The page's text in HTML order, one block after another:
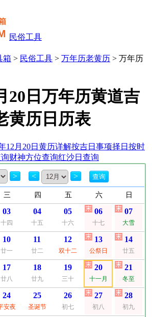
民俗工具
箱 > 民俗工具 > 万年历老黄历 > 万年历
20日万年历黄道吉
黄历日历表
12月20日黄历详解按吉日事项择日 按时
财神方位查询红沙日查询
> < >
三 四 五 六 日
03
十四
04
十五
05
十六
06
十七
07
大雪
10
廿一
11
廿二
12
双十二
13
公祭日
14
廿五
17
廿八
18
廿九
19
三十
20
十一月
21
冬至
24
安夜
25
圣诞节
26
初七
27
初八
28
初九